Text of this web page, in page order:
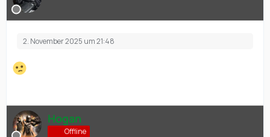
2. November 2025 um 21:48
Hogan
Offline